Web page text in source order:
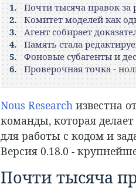
Почти тысяча правок за
Комитет моделей как
Агент собирает
Память стала
Фоновые субагенты и
Проверочная точка -
Nous Research известна
команды, которая
для работы с кодом и
Версия 0.18.0 -
Почти тысяча